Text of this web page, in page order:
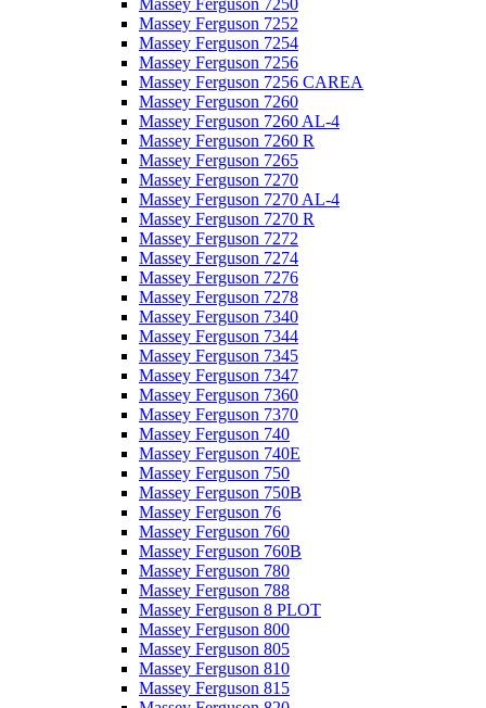
Massey Ferguson 7250
Massey Ferguson 7252
Massey Ferguson 7254
Massey Ferguson 7256
Massey Ferguson 7256 CAREA
Massey Ferguson 7260
Massey Ferguson 7260 AL-4
Massey Ferguson 7260 R
Massey Ferguson 7265
Massey Ferguson 7270
Massey Ferguson 7270 AL-4
Massey Ferguson 7270 R
Massey Ferguson 7272
Massey Ferguson 7274
Massey Ferguson 7276
Massey Ferguson 7278
Massey Ferguson 7340
Massey Ferguson 7344
Massey Ferguson 7345
Massey Ferguson 7347
Massey Ferguson 7360
Massey Ferguson 7370
Massey Ferguson 740
Massey Ferguson 740E
Massey Ferguson 750
Massey Ferguson 750B
Massey Ferguson 76
Massey Ferguson 760
Massey Ferguson 760B
Massey Ferguson 780
Massey Ferguson 788
Massey Ferguson 8 PLOT
Massey Ferguson 800
Massey Ferguson 805
Massey Ferguson 810
Massey Ferguson 815